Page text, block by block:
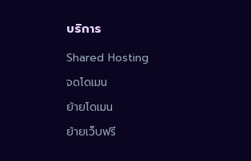
บริการ
Shared Hosting
จดโดเมน
ย้ายโดเมน
ย้ายเว็บฟรี